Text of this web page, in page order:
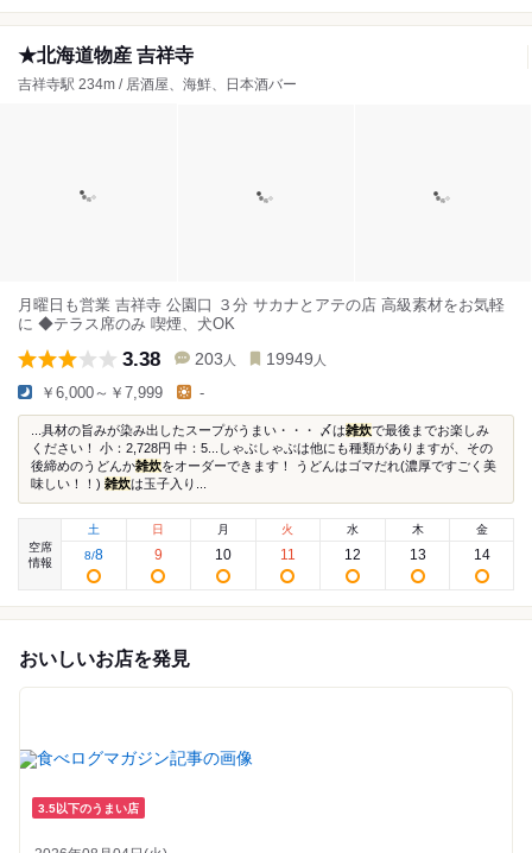
★北海道物産 吉祥寺
吉祥寺駅 234m / 居酒屋、海鮮、日本酒バー
月曜日も営業 吉祥寺 公園口 ３分 サカナとアテの店 高級素材をお気軽
に ◆テラス席のみ 喫煙、犬OK
3.38 203 人 19949 人
￥6,000～￥7,999 -
...具材の旨みが染み出したスープがうまい・・・ 〆は雑炊で最後までお楽しみ
ください！ 小：2,728円 中：5...しゃぶしゃぶは他にも種類がありますが、その
後締めのうどんか雑炊をオーダーできます！ うどんはゴマだれ(濃厚ですごく美
味しい！！) 雑炊は玉子入り...
空席
情報
土
8/8
日
9
月
10
火
11
水
12
木
13
金
14
おいしいお店を発見
3.5以下のうまい店